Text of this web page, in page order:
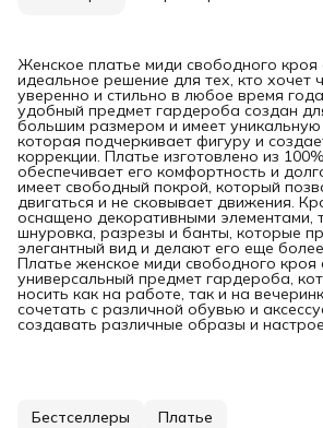
Женское платье миди свободного
идеальное решение для тех, кто хочет
уверенно и стильно в любое время
удобный предмет гардероба создан
большим размером и имеет
которая подчеркивает фигуру и
коррекции. Платье изготовлено из
обеспечивает его комфортность и
имеет свободный покрой, который
двигаться и не сковывает движения.
оснащено декоративными элементами,
шнуровка, разрезы и банты, которые
элегантный вид и делают его еще
Платье женское миди свободного кроя
универсальный предмет гардероба,
носить как на работе, так и на
сочетать с различной обувью и
создавать различные образы и
Бестселлеры Платье